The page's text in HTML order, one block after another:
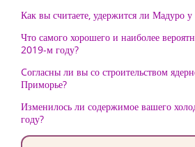
Как вы считаете, удержится ли Мадуро у
Что самого хорошего и наиболее
2019-м году?
Cогласны ли вы со строительством
Приморье?
Изменилось ли содержимое вашего
году?